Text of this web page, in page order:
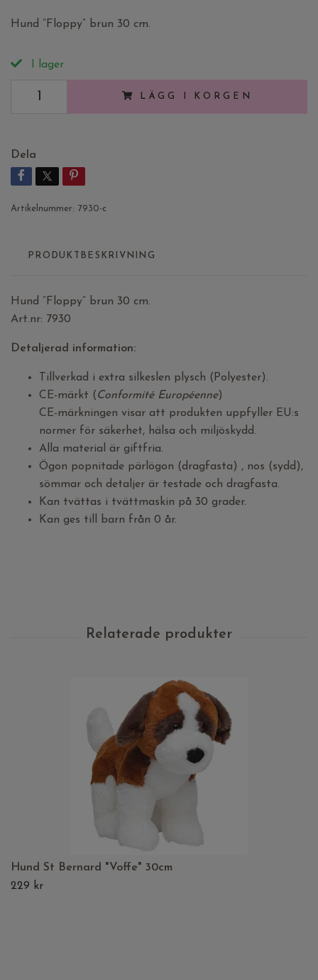
Hund ”Floppy” brun 30 cm.
I lager
LÄGG I KORGEN
Dela
Artikelnummer: 7930-c
PRODUKTBESKRIVNING
Hund ”Floppy” brun 30 cm.
Art.nr: 7930
Detaljerad information:
Tillverkad i extra silkeslen plysch (Polyester).
CE-märkt ( Conformité Européenne)
CE-märkningen visar att produkten uppfyller EU:s
normer för säkerhet, hälsa och miljöskydd.
Alla material är giftfria.
Ögon popnitade pärlögon (dragfasta) , nos (sydd),
sömmar och detaljer är testade och dragfasta.
Kan tvättas i tvättmaskin på 30 grader.
Kan ges till barn från 0 år.
Hund St Bernard "Voffe" 30cm
229 kr